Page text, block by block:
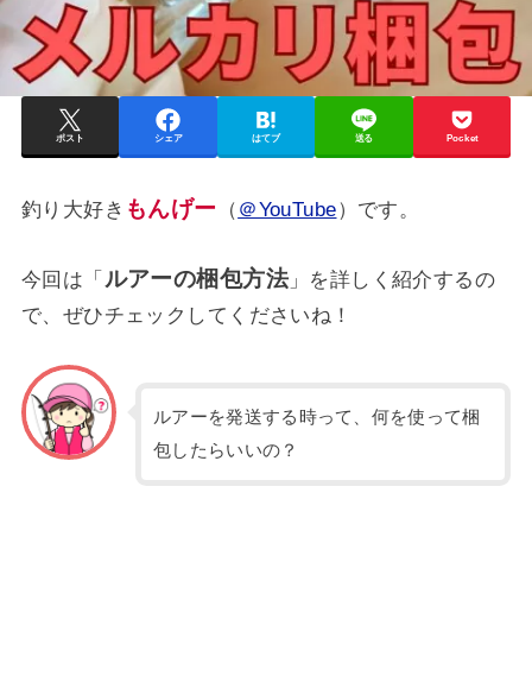
ポスト シェア はてブ 送る Pocket
釣り大好き もんげー （ ＠YouTube）です。
今回は「 ルアーの梱包方法」を詳しく紹介するの
で、ぜひチェックしてくださいね！
ルアーを発送する時って、何を使って梱
包したらいいの？